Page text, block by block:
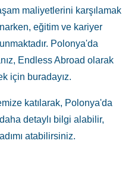
maliyetlerini karşılamak
eğitim ve kariyer
Polonya'da
Endless Abroad olarak
için buradayız.
katılarak, Polonya'da
detaylı bilgi alabilir,
atabilirsiniz.